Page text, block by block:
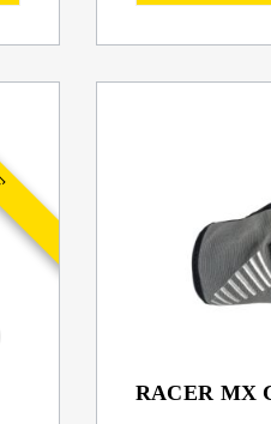
RACER MX